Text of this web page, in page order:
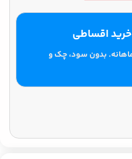
اقساطی
بدون سود، چک و